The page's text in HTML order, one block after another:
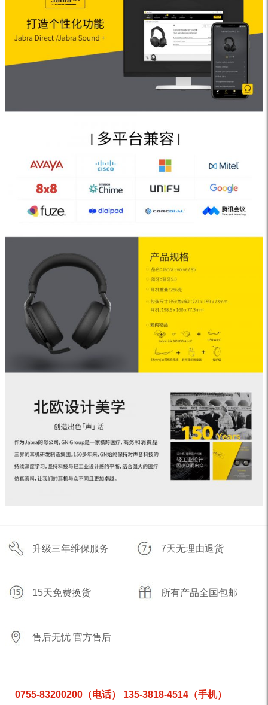
升级三年维保服务 7天无理由退货
15天免费换货 所有产品全国包邮
售后无忧 官方售后
0755-83200200（电话） 135-3818-4514（手机）